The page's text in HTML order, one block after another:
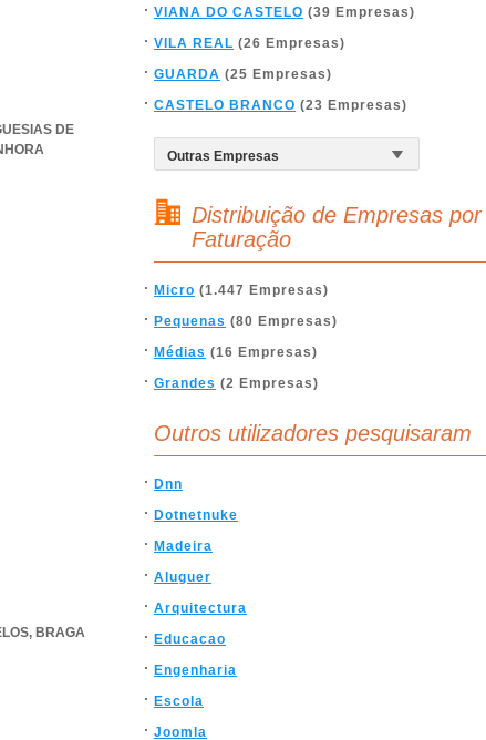
DE
, BRAGA
VIANA DO CASTELO (39 Empresas)
VILA REAL (26 Empresas)
GUARDA (25 Empresas)
CASTELO BRANCO (23 Empresas)
Distribuição de Empresas por
Faturação
Micro (1.447 Empresas)
Pequenas (80 Empresas)
Médias (16 Empresas)
Grandes (2 Empresas)
Outros utilizadores pesquisaram
Dnn
Dotnetnuke
Madeira
Aluguer
Arquitectura
Educacao
Engenharia
Escola
Joomla